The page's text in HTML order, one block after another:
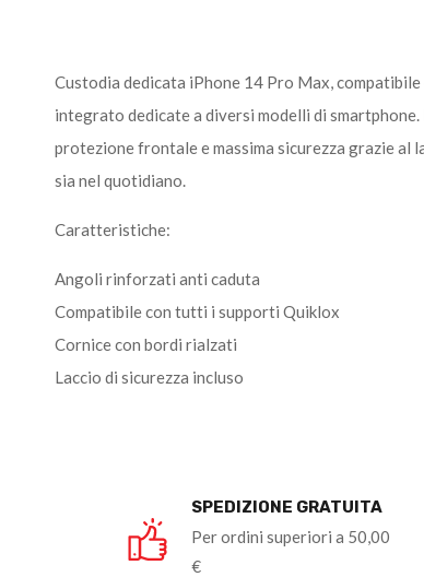
Custodia dedicata iPhone 14 Pro Max,
integrato dedicate a diversi modelli di
protezione frontale e massima sicurezza grazie
sia nel quotidiano.
Caratteristiche:
Angoli rinforzati anti caduta
Compatibile con tutti i supporti Quiklox
Cornice con bordi rialzati
Laccio di sicurezza incluso
SPEDIZIONE GRATUITA
Per ordini superiori a 50,00
€